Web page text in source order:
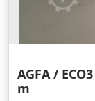
AGFA / ECO3
m